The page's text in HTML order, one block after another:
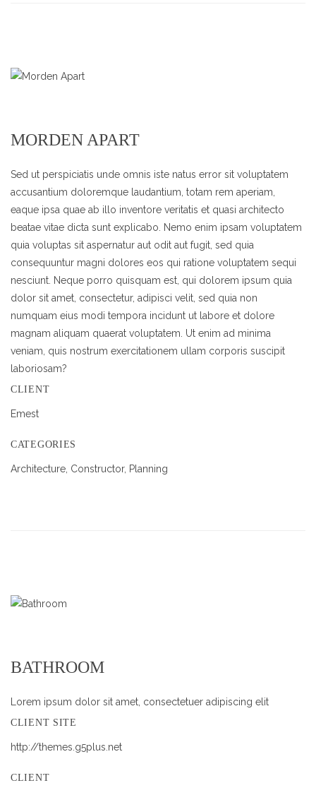
MORDEN APART
Sed ut perspiciatis unde omnis iste natus error sit voluptatem
accusantium doloremque laudantium, totam rem aperiam,
eaque ipsa quae ab illo inventore veritatis et quasi architecto
beatae vitae dicta sunt explicabo. Nemo enim ipsam voluptatem
quia voluptas sit aspernatur aut odit aut fugit, sed quia
consequuntur magni dolores eos qui ratione voluptatem sequi
nesciunt. Neque porro quisquam est, qui dolorem ipsum quia
dolor sit amet, consectetur, adipisci velit, sed quia non
numquam eius modi tempora incidunt ut labore et dolore
magnam aliquam quaerat voluptatem. Ut enim ad minima
veniam, quis nostrum exercitationem ullam corporis suscipit
laboriosam?
CLIENT
Emest
CATEGORIES
Architecture, Constructor, Planning
BATHROOM
Lorem ipsum dolor sit amet, consectetuer adipiscing elit
CLIENT SITE
http://themes.g5plus.net
CLIENT